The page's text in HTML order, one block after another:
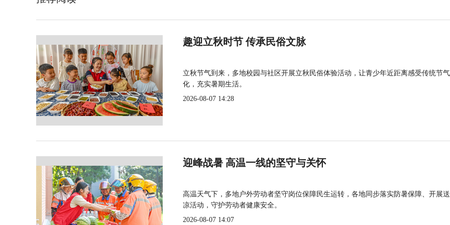
趣迎立秋时节 传承民俗文脉
立秋节气到来，多地校园与社区开展立秋民俗体验活动，让青少年近距离感受传统节
化，充实暑期生活。
2026-08-07 14:28
迎峰战暑 高温一线的坚守与关怀
高温天气下，多地户外劳动者坚守岗位保障民生运转，各地同步落实防暑保障、开展
凉活动，守护劳动者健康安全。
2026-08-07 14:07